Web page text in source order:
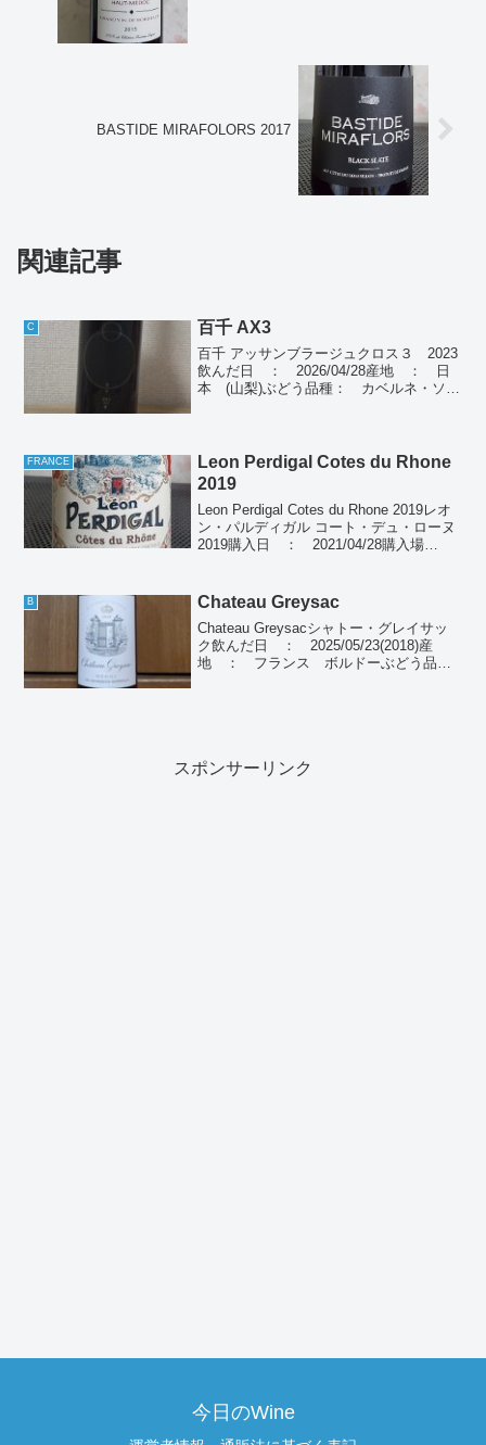
BASTIDE MIRAFOLORS 2017
関連記事
C 百千 AX3
百千 アッサンブラージュクロス３ 2023
飲んだ日 ： 2026/04/28産地 ： 日
本 (山梨)ぶどう品種： カベルネ・ソー
FRANCE
Leon Perdigal Cotes du Rhone
2019
Leon Perdigal Cotes du Rhone 2019レオ
ン・パルディガル コート・デュ・ローヌ
2019購入日 ： 2021/04/28購入場
B Chateau Greysac
Chateau Greysacシャトー・グレイサッ
ク飲んだ日 ： 2025/05/23(2018)産
地 ： フランス ボルドーぶどう品
スポンサーリンク
今日のWine